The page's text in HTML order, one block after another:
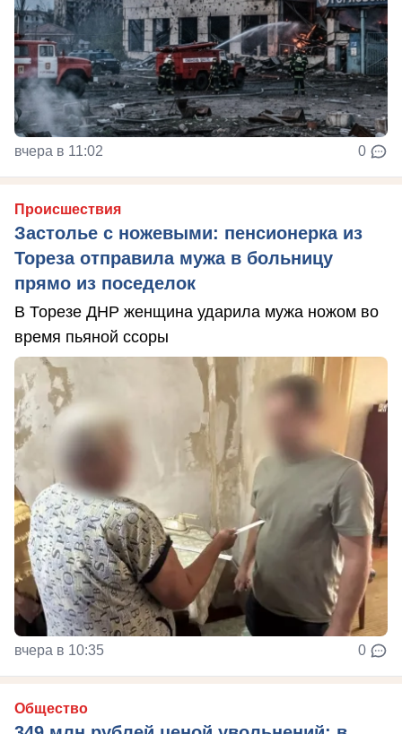
вчера в 11:02 0
Происшествия
Застолье с ножевыми: пенсионерка из
Тореза отправила мужа в больницу
прямо из поседелок
В Торезе ДНР женщина ударила мужа ножом во
время пьяной ссоры
вчера в 10:35 0
Общество